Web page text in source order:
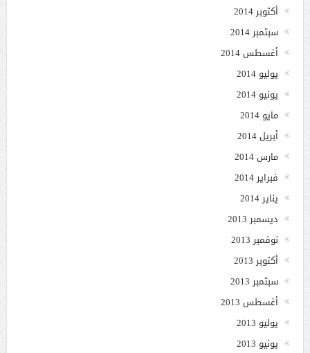
أكتوبر 2014
سبتمبر 2014
أغسطس 2014
يوليو 2014
يونيو 2014
مايو 2014
أبريل 2014
مارس 2014
فبراير 2014
يناير 2014
ديسمبر 2013
نوفمبر 2013
أكتوبر 2013
سبتمبر 2013
أغسطس 2013
يوليو 2013
يونيو 2013